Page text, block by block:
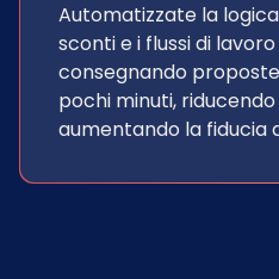
Automatizzate la
sconti e i flussi di
consegnando
pochi minuti,
aumentando la fiducia